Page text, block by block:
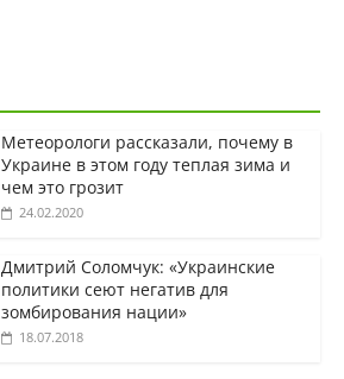
Метеорологи рассказали, почему в
Украине в этом году теплая зима и
чем это грозит
24.02.2020
Дмитрий Соломчук: «Украинские
политики сеют негатив для
зомбирования нации»
18.07.2018